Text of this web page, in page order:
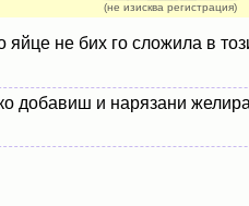
(не изисква регистрация)
яйце не бих го сложила в
добавиш и нарязани